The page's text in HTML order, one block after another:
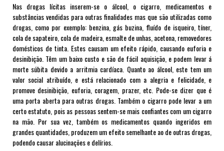
Nas drogas lícitas inserem-se o álcool, o cigarro, medicamentos e
substâncias vendidas para outras finalidades mas que são utilizadas como
drogas, como por exemplo: benzina, gás buzina, fluído de isqueiro, tíner,
cola de sapateiro, cola de madeira, esmalte de unhas, acetona, removedores
domésticos de tinta. Estes causam um efeito rápido, causando euforia e
desinibição. Têm um baixo custo e são de fácil aquisição, e podem levar á
morte súbita devido a arritmia cardíaca. Quanto ao álcool, este tem um
valor social atribuído, e está relacionado com a alegria e felicidade, e
promove desinibição, euforia, coragem, prazer, etc. Pode-se dizer que é
uma porta aberta para outras drogas. Também o cigarro pode levar a um
certoestatuto , pois as pessoas sentem-se mais confiantes com um cigarro
na mão. Por sua vez, também os medicamentos quando ingeridos em
grandes quantidades, produzem um efeito semelhante ao de outras drogas,
podendo causar alucinações e delírios.